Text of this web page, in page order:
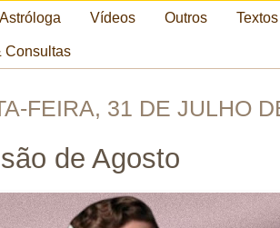
Vídeos Outros
Consultas
FEIRA, 31 DE JULHO
de Agosto